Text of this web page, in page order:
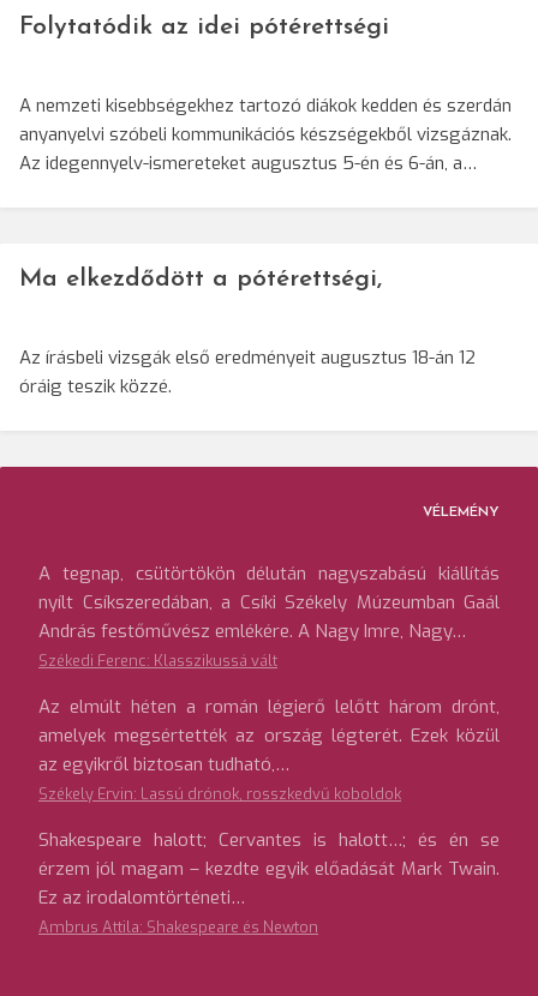
Folytatódik az idei pótérettségi
A nemzeti kisebbségekhez tartozó diákok kedden és szerdán
anyanyelvi szóbeli kommunikációs készségekből vizsgáznak.
Az idegennyelv-ismereteket augusztus 5-én és 6-án, a…
Ma elkezdődött a pótérettségi,
Az írásbeli vizsgák első eredményeit augusztus 18-án 12
óráig teszik közzé.
VÉLEMÉNY
A tegnap, csütörtökön délután nagyszabású kiállítás
nyílt Csíkszeredában, a Csíki Székely Múzeumban Gaál
András festőművész emlékére. A Nagy Imre, Nagy…
Székedi Ferenc: Klasszikussá vált
Az elmúlt héten a román légierő lelőtt három drónt,
amelyek megsértették az ország légterét. Ezek közül
az egyikről biztosan tudható,…
Székely Ervin: Lassú drónok, rosszkedvű koboldok
Shakespeare halott; Cervantes is halott…; és én se
érzem jól magam – kezdte egyik előadását Mark Twain.
Ez az irodalomtörténeti…
Ambrus Attila: Shakespeare és Newton